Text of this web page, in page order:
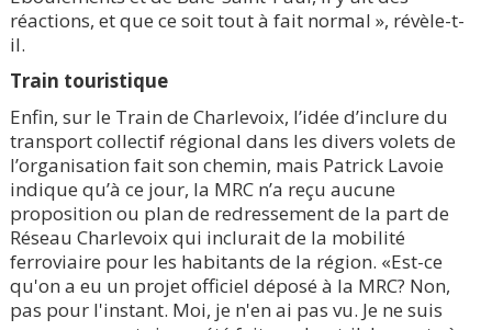
réactions, et que ce soit tout à fait normal », révèle-t-
il.
Train touristique
Enfin, sur le Train de Charlevoix, l’idée d’inclure du
transport collectif régional dans les divers volets de
l’organisation fait son chemin, mais Patrick Lavoie
indique qu’à ce jour, la MRC n’a reçu aucune
proposition ou plan de redressement de la part de
Réseau Charlevoix qui inclurait de la mobilité
ferroviaire pour les habitants de la région. «Est-ce
qu'on a eu un projet officiel déposé à la MRC? Non,
pas pour l'instant. Moi, je n'en ai pas vu. Je ne suis